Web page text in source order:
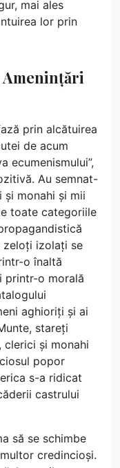
mai ales
lor prin
Amenințări
prin alcătuirea
de acum
ecumenismului”,
Au semnat-
monahi și mii
toate categoriile
zeloți izolați se
o înaltă
printr-o morală
aghioriți și ai
stareți
clerici și monahi
popor
s-a ridicat
castrului
să se schimbe
credincioși.